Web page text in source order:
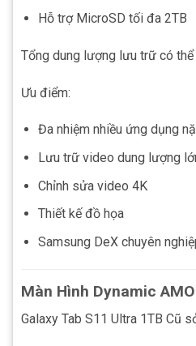
Hỗ trợ MicroSD tối đa 2TB
Tổng dung lượng lưu trữ có
Ưu điểm:
Đa nhiệm nhiều ứng dụng
Lưu trữ video dung lượng
Chỉnh sửa video 4K
Thiết kế đồ họa
Samsung DeX chuyên
Màn Hình Dynamic
Galaxy Tab S11 Ultra 1TB Cũ